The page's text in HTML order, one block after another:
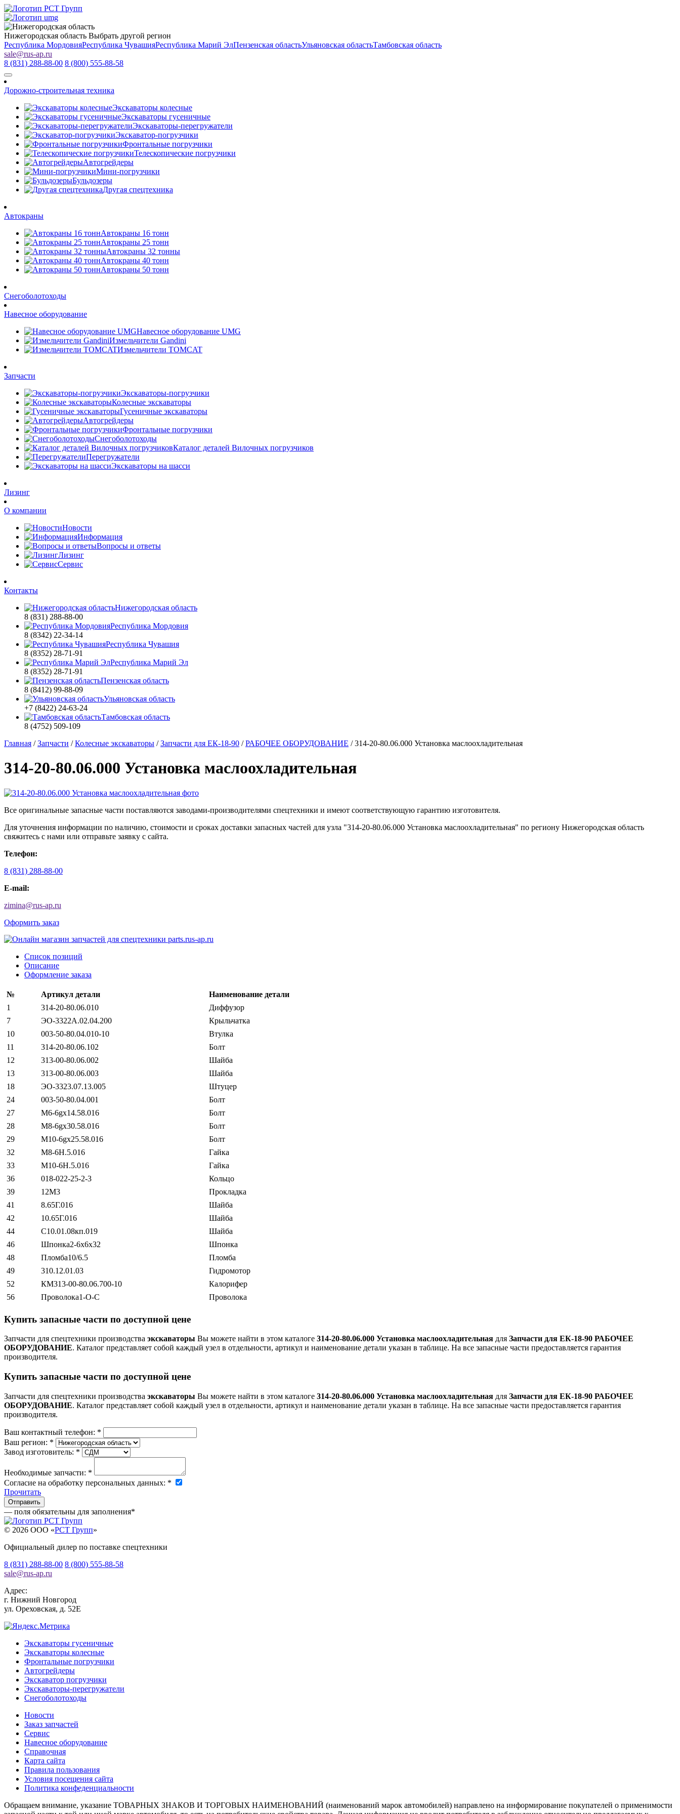
Нижегородская область Выбрать другой регион
Республика МордовияРеспублика ЧувашияРеспублика Марий ЭлПензенская областьУльяновская областьТамбовская область
sale@rus-ap.ru
8 (831) 288-88-00 8 (800) 555-88-58
Дорожно-строительная техника
Экскаваторы колесные
Экскаваторы гусеничные
Экскаваторы-перегружатели
Экскаватор-погрузчики
Фронтальные погрузчики
Телескопические погрузчики
Автогрейдеры
Мини-погрузчики
Бульдозеры
Другая спецтехника
Автокраны
Автокраны 16 тонн
Автокраны 25 тонн
Автокраны 32 тонны
Автокраны 40 тонн
Автокраны 50 тонн
Снегоболотоходы
Навесное оборудование
Навесное оборудование UMG
Измельчители Gandini
Измельчители TOMCAT
Запчасти
Экскаваторы-погрузчики
Колесные экскаваторы
Гусеничные экскаваторы
Автогрейдеры
Фронтальные погрузчики
Снегоболотоходы
Каталог деталей Вилочных погрузчиков
Перегружатели
Экскаваторы на шасси
Лизинг
О компании
Новости
Информация
Вопросы и ответы
Лизинг
Сервис
Контакты
Нижегородская область
8 (831) 288-88-00
Республика Мордовия
8 (8342) 22-34-14
Республика Чувашия
8 (8352) 28-71-91
Республика Марий Эл
8 (8352) 28-71-91
Пензенская область
8 (8412) 99-88-09
Ульяновская область
+7 (8422) 24-63-24
Тамбовская область
8 (4752) 509-109
Главная /Запчасти /Колесные экскаваторы /Запчасти для ЕК-18-90 /РАБОЧЕЕ ОБОРУДОВАНИЕ /314-20-80.06.000 Установка маслоохладительная
314-20-80.06.000 Установка маслоохладительная
Все оригинальные запасные части поставляются заводами-производителями спецтехники и имеют соответствующую гарантию изготовителя.
Для уточнения информации по наличию, стоимости и сроках доставки запасных частей для узла "314-20-80.06.000 Установка маслоохладительная" по региону Нижегородская область
свяжитесь с нами или отправьте заявку с сайта.
Телефон:
8 (831) 288-88-00
E-mail:
zimina@rus-ap.ru
Оформить заказ
Список позиций
Описание
Оформление заказа
№ Артикул детали
Наименование детали
1
314-20-80.06.010
Диффузор
7
ЭО-3322А.02.04.200
Крыльчатка
10
003-50-80.04.010-10
Втулка
11
314-20-80.06.102
Болт
12
313-00-80.06.002
Шайба
13
313-00-80.06.003
Шайба
18
ЭО-3323.07.13.005
Штуцер
24
003-50-80.04.001
Болт
27
М6-6gх14.58.016
Болт
28
М8-6gх30.58.016
Болт
29
М10-6gх25.58.016
Болт
32
М8-6Н.5.016
Гайка
33
М10-6Н.5.016
Гайка
36
018-022-25-2-3
Кольцо
39
12М3
Прокладка
41
8.65Г.016
Шайба
42
10.65Г.016
Шайба
44
С10.01.08кп.019
Шайба
46
Шпонка2-6х6х32
Шпонка
48
Пломба10/6.5
Пломба
49
310.12.01.03
Гидромотор
52
КМ313-00-80.06.700-10
Калорифер
56
Проволока1-О-С Проволока
Купить запасные части по доступной цене
Запчасти для спецтехники производства экскаваторы Вы можете найти в этом каталоге 314-20-80.06.000 Установка маслоохладительная для Запчасти для ЕК-18-90 РАБОЧЕЕ
ОБОРУДОВАНИЕ. Каталог представляет собой каждый узел в отдельности, артикул и наименование детали указан в таблице. На все запасные части предоставляется гарантия
производителя.
Купить запасные части по доступной цене
Запчасти для спецтехники производства экскаваторы Вы можете найти в этом каталоге 314-20-80.06.000 Установка маслоохладительная для Запчасти для ЕК-18-90 РАБОЧЕЕ
ОБОРУДОВАНИЕ. Каталог представляет собой каждый узел в отдельности, артикул и наименование детали указан в таблице. На все запасные части предоставляется гарантия
производителя.
Ваш контактный телефон: *
Ваш регион: *
Завод изготовитель: *
Необходимые запчасти: *
Согласие на обработку персональных данных: *
Прочитать
— поля обязательны для заполнения*
© 2026 OOO «РСТ Групп»
Официальный дилер по поставке спецтехники
8 (831) 288-88-00 8 (800) 555-88-58
sale@rus-ap.ru
Адрес:
г. Нижний Новгород
ул. Ореховская, д. 52Е
Экскаваторы гусеничные
Экскаваторы колесные
Фронтальные погрузчики
Автогрейдеры
Экскаватор погрузчики
Экскаваторы-перегружатели
Снегоболотоходы
Новости
Заказ запчастей
Сервис
Навесное оборудование
Справочная
Карта сайта
Правила пользования
Условия посещения сайта
Политика конфеденциальности
Обращаем внимание, указание ТОВАРНЫХ ЗНАКОВ И ТОРГОВЫХ НАИМЕНОВАНИЙ (наименований марок автомобилей) направлено на информирование покупателей о применимости